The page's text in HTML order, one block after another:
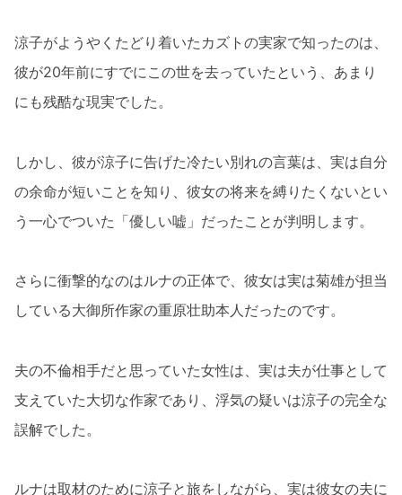
涼子がようやくたどり着いたカズトの実家で知ったのは、
彼が20年前にすでにこの世を去っていたという、あまり
にも残酷な現実でした。
しかし、彼が涼子に告げた冷たい別れの言葉は、実は自分
の余命が短いことを知り、彼女の将来を縛りたくないとい
う一心でついた「優しい嘘」だったことが判明します。
さらに衝撃的なのはルナの正体で、彼女は実は菊雄が担当
している大御所作家の重原壮助本人だったのです。
夫の不倫相手だと思っていた女性は、実は夫が仕事として
支えていた大切な作家であり、浮気の疑いは涼子の完全な
誤解でした。
ルナは取材のために涼子と旅をしながら、実は彼女の夫に